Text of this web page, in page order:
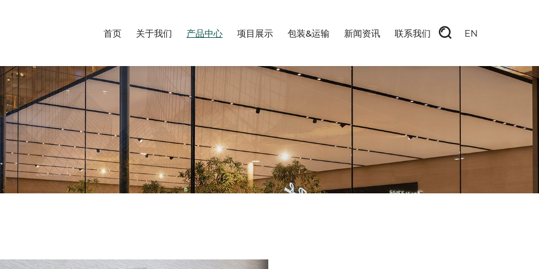
EN
首页 关于我们 产品中心 项目展示 包装&运输 新闻资讯 联系我们